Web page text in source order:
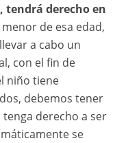
tendrá derecho en
menor de esa edad,
a cabo un
con el fin de
niño tiene
debemos tener
derecho a ser
se